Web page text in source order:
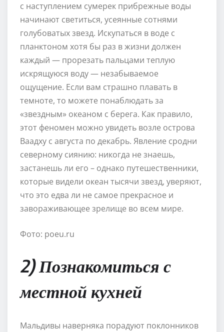
с наступлением сумерек прибрежные воды
начинают светиться, усеянные сотнями
голубоватых звезд. Искупаться в воде с
планктоном хотя бы раз в жизни должен
каждый — прорезать пальцами теплую
искрящуюся воду — незабываемое
ощущение. Если вам страшно плавать в
темноте, то можете понаблюдать за
«звездным» океаном с берега. Как правило,
этот феномен можно увидеть возле острова
Ваадху с августа по декабрь. Явление сродни
северному сиянию: никогда не знаешь,
застанешь ли его – однако путешественники,
которые видели океан тысячи звезд, уверяют,
что это едва ли не самое прекрасное и
завораживающее зрелище во всем мире.
Фото: poeu.ru
2) Познакомиться с
местной кухней
Мальдивы наверняка порадуют поклонников